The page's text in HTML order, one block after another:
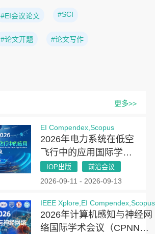
#EI会议论文 #SCI
#论文开题 #论文写作
更多>>
EI Compendex,Scopus
2026年电力系统在低空
飞行中的应用国际学术
会议（PSLAF 2026）
IOP出版 前沿会议
2026-09-11 - 2026-09-13
IEEE Xplore,EI Compendex,Scopus
2026年计算机感知与神经网
络国际学术会议（CPNN